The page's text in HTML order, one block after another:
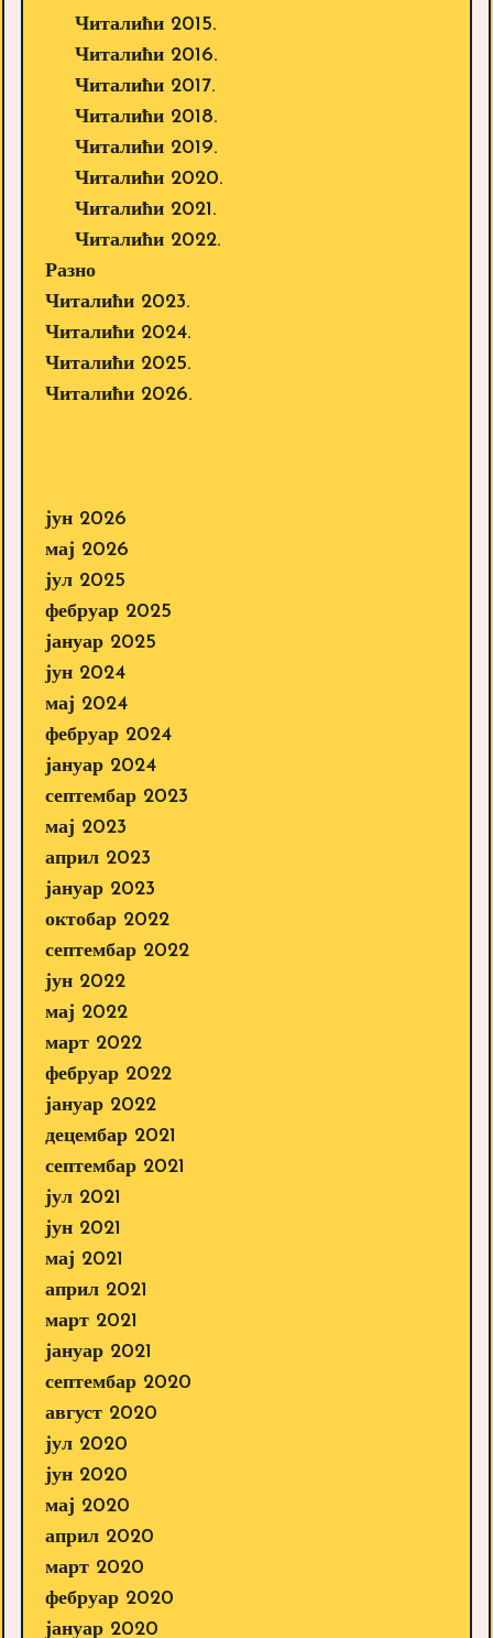
Читалићи 2015.
Читалићи 2016.
Читалићи 2017.
Читалићи 2018.
Читалићи 2019.
Читалићи 2020.
Читалићи 2021.
Читалићи 2022.
Разно
Читалићи 2023.
Читалићи 2024.
Читалићи 2025.
Читалићи 2026.
јун 2026
мај 2026
јул 2025
фебруар 2025
јануар 2025
јун 2024
мај 2024
фебруар 2024
јануар 2024
септембар 2023
мај 2023
април 2023
јануар 2023
октобар 2022
септембар 2022
јун 2022
мај 2022
март 2022
фебруар 2022
јануар 2022
децембар 2021
септембар 2021
јул 2021
јун 2021
мај 2021
април 2021
март 2021
јануар 2021
септембар 2020
август 2020
јул 2020
јун 2020
мај 2020
април 2020
март 2020
фебруар 2020
јануар 2020